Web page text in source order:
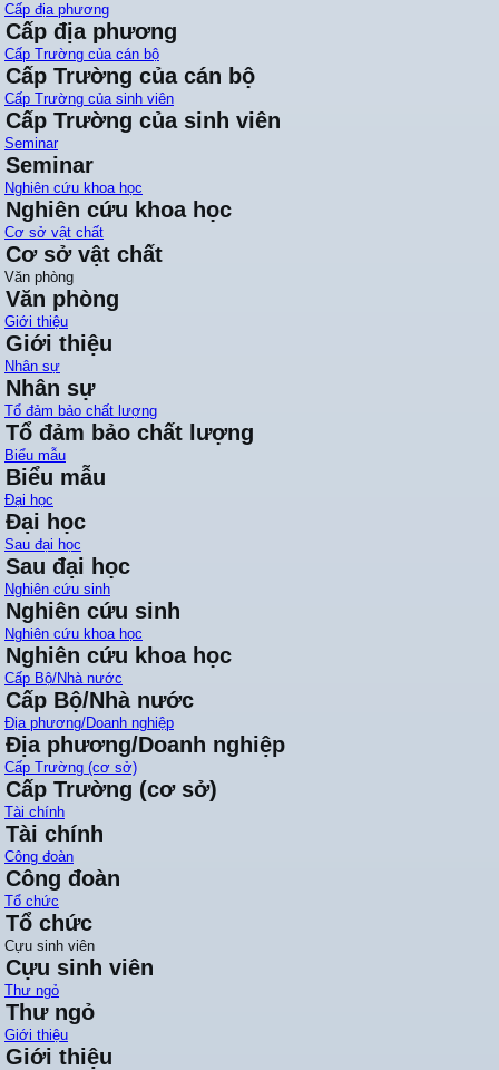
Cấp địa phương
Cấp địa phương
Cấp Trường của cán bộ
Cấp Trường của cán bộ
Cấp Trường của sinh viên
Cấp Trường của sinh viên
Seminar
Seminar
Nghiên cứu khoa học
Nghiên cứu khoa học
Cơ sở vật chất
Cơ sở vật chất
Văn phòng
Văn phòng
Giới thiệu
Giới thiệu
Nhân sự
Nhân sự
Tổ đảm bảo chất lượng
Tổ đảm bảo chất lượng
Biểu mẫu
Biểu mẫu
Đại học
Đại học
Sau đại học
Sau đại học
Nghiên cứu sinh
Nghiên cứu sinh
Nghiên cứu khoa học
Nghiên cứu khoa học
Cấp Bộ/Nhà nước
Cấp Bộ/Nhà nước
Địa phương/Doanh nghiệp
Địa phương/Doanh nghiệp
Cấp Trường (cơ sở)
Cấp Trường (cơ sở)
Tài chính
Tài chính
Công đoàn
Công đoàn
Tổ chức
Tổ chức
Cựu sinh viên
Cựu sinh viên
Thư ngỏ
Thư ngỏ
Giới thiệu
Giới thiệu